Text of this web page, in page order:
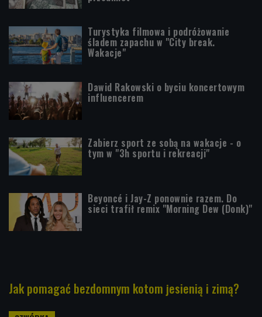
Turystyka filmowa i podróżowanie
śladem zapachu w "City break.
Wakacje"
Dawid Rakowski o byciu koncertowym
influencerem
Zabierz sport ze sobą na wakacje - o
tym w "3h sportu i rekreacji"
Beyoncé i Jay-Z ponownie razem. Do
sieci trafił remix "Morning Dew (Donk)"
Jak pomagać bezdomnym kotom jesienią i zimą?